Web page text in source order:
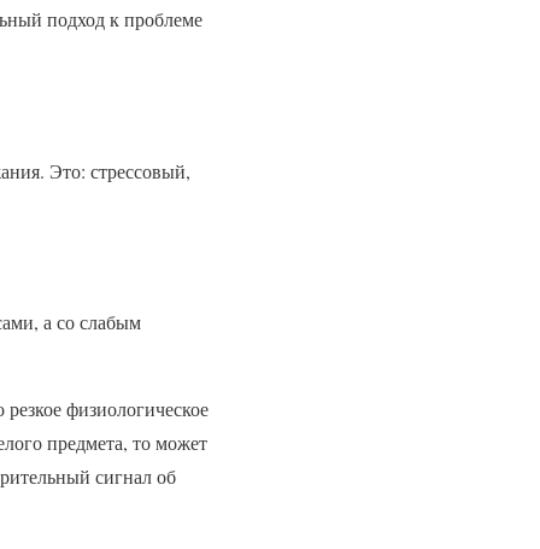
подход к проблеме
Это: стрессовый,
а со слабым
физиологическое
предмета, то может
сигнал об